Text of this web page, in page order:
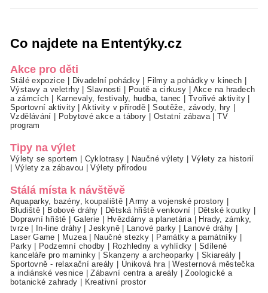
Co najdete na Ententýky.cz
Akce pro děti
Stálé expozice Divadelní pohádky Filmy a pohádky v kinech
Výstavy a veletrhy|Slavnosti Poutě a cirkusy
Akce na hradech
a zámcích
Karnevaly, festivaly, hudba, tanec Tvořivé aktivity
Sportovní aktivity|Aktivity v přírodě |Soutěže, závody, hry
Vzdělávání
Pobytové akce a tábory Ostatní zábava |TV
program
Tipy na výlet
Výlety se sportem Cyklotrasy Naučné výlety
Výlety za historií
Výlety za zábavou |Výlety přírodou
Stálá místa k návštěvě
Aquaparky, bazény, koupaliště |Army a vojenské prostory
Bludiště
Bobové dráhy Dětská hřiště venkovní Dětské koutky
Dopravní hřiště
Galerie Hvězdárny a planetária
Hrady, zámky,
tvrze| In-line dráhy |Jeskyně| Lanové parky Lanové dráhy
Laser Game
Muzea| Naučné stezky Památky a památníky
Parky| Podzemní chodby Rozhledny a vyhlídky
Sdílené
kanceláře pro maminky |Skanzeny a archeoparky Skiareály
Sportovně - relaxační areály
Úniková hra |Westernová městečka
a indiánské vesnice |Zábavní centra a areály |Zoologické a
botanické zahrady
Kreativní prostor